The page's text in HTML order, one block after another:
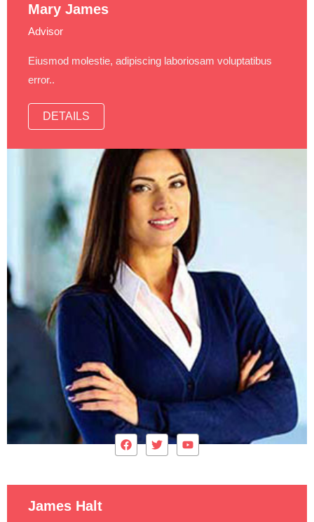
Mary James
Advisor
Eiusmod molestie, adipiscing laboriosam voluptatibus
error..
DETAILS
James Halt